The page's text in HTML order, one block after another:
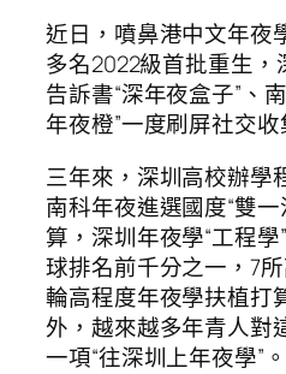
近日，噴鼻港中文年夜
多名2022級首批重生
告訴書“深年夜盒子”、
年夜橙”一度刷屏社交收
三年來，深圳高校辦學
南科年夜進選國度“雙一
算，深圳年夜學“工程學
球排名前千分之一，7
輪高程度年夜學扶植打
外，越來越多年青人對
一項“往深圳上年夜學”。